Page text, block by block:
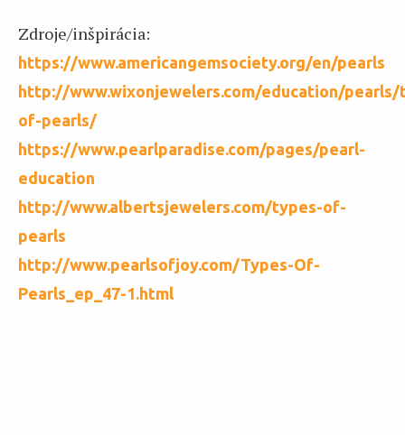
Zdroje/inšpirácia:
https://www.americangemsociety.org/en/pearls
http://www.wixonjewelers.com/education/
of-pearls/
https://www.pearlparadise.com/pages/pearl-
education
http://www.albertsjewelers.com/types-of-
pearls
http://www.pearlsofjoy.com/Types-Of-
Pearls_ep_47-1.html